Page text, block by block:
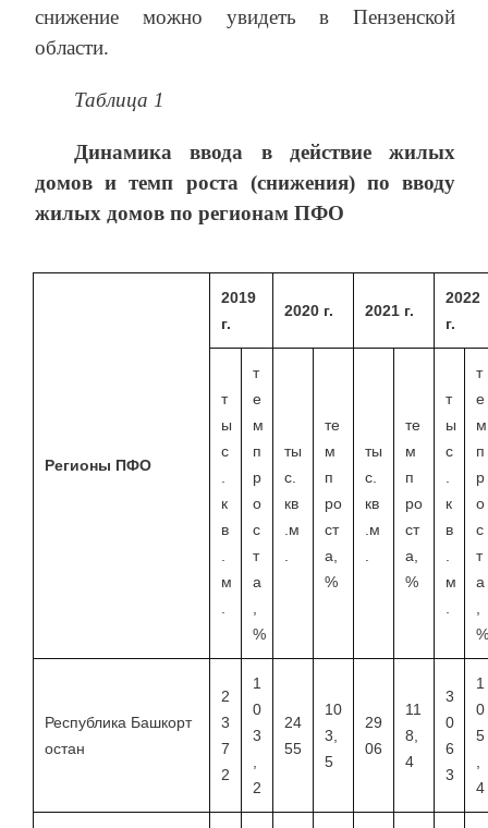
снижение можно увидеть в Пензенской
области.
Таблица 1
Динамика ввода в действие жилых
домов и темп роста (снижения) по вводу
жилых домов по регионам ПФО
Регионы ПФО
2019
г.
2020 г. 2021 г.
2022
г.
т
ы
с
к
в
м
т
е
м
п
р
о
с
т
а
%
ты
с.
кв
.м
те
м
п
ро
ст
а,
%
ты
с.
кв
.м
те
м
п
ро
ст
а,
%
т
ы
с
к
в
м
т
е
м
п
р
о
с
т
а
%
Республика Башкорт
остан
2
3
7
2
1
0
3
2
24
55
10
3,
5
29
06
11
8,
4
3
0
6
3
1
0
5
4